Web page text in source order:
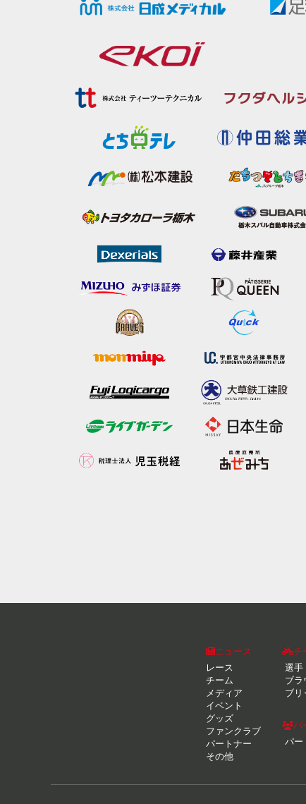
ニュース
レース
チーム
メディア
イベント
グッズ
ファンクラブ
パートナー
その他
チ
選手
ブラ
ブ
パ
パー